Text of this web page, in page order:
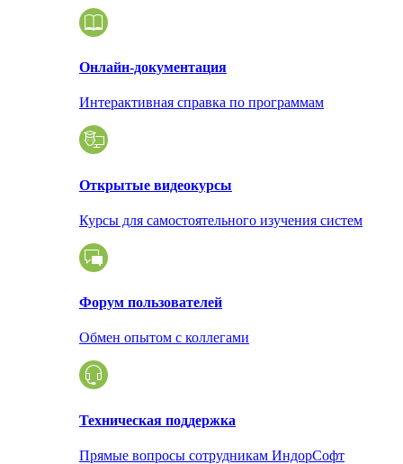
Онлайн-документация
Интерактивная справка по программам
Открытые видеокурсы
Курсы для самостоятельного изучения систем
Форум пользователей
Обмен опытом с коллегами
Техническая поддержка
Прямые вопросы сотрудникам ИндорСофт